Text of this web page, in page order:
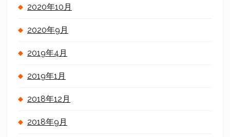
2020年10月
2020年9月
2019年4月
2019年1月
2018年12月
2018年9月